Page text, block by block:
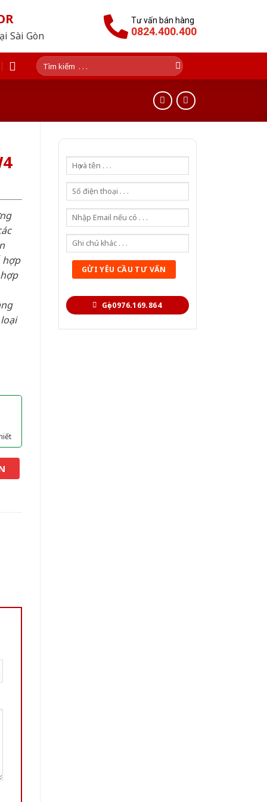
Sài Gòn
Tư vấn bán hàng
0824.400.400
Tìm
kiếm:
Gọi 0976.169.864
hợp